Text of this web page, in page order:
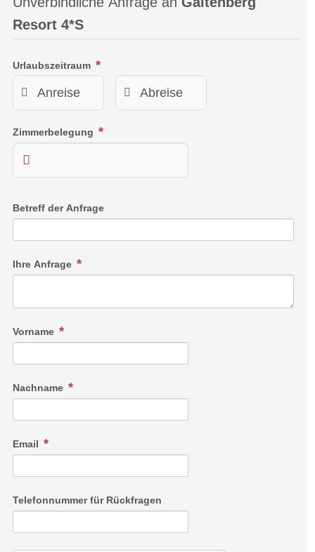
Ermäßigter Eintritt mit der Galtenberg / Alpbachtal Card
Resort 4*S
Urlaubszeitraum
Zimmerbelegung
Betreff der Anfrage
Ihre Anfrage
Vorname
Nachname
Email
Telefonnummer für Rückfragen